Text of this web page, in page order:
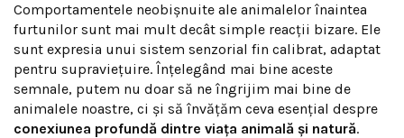
Comportamentele neobișnuite ale animalelor înaintea
furtunilor sunt mai mult decât simple reacții bizare. Ele
sunt expresia unui sistem senzorial fin calibrat, adaptat
pentru supraviețuire. Înțelegând mai bine aceste
semnale, putem nu doar să ne îngrijim mai bine de
animalele noastre, ci și să învățăm ceva esențial despre
conexiunea profundă dintre viața animală și natură.